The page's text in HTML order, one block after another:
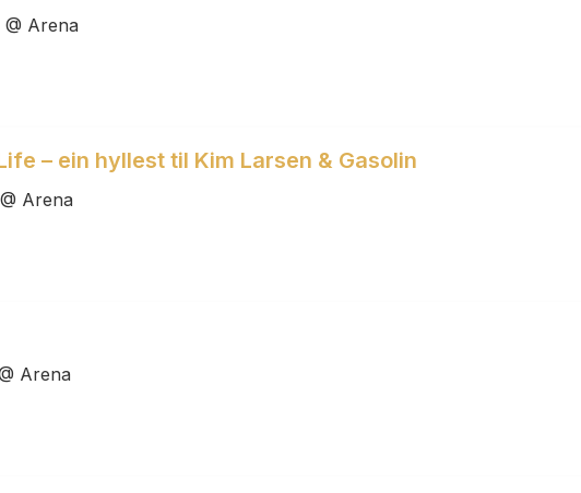
Arena
– ein hyllest til Kim Larsen & Gasolin
Arena
Arena